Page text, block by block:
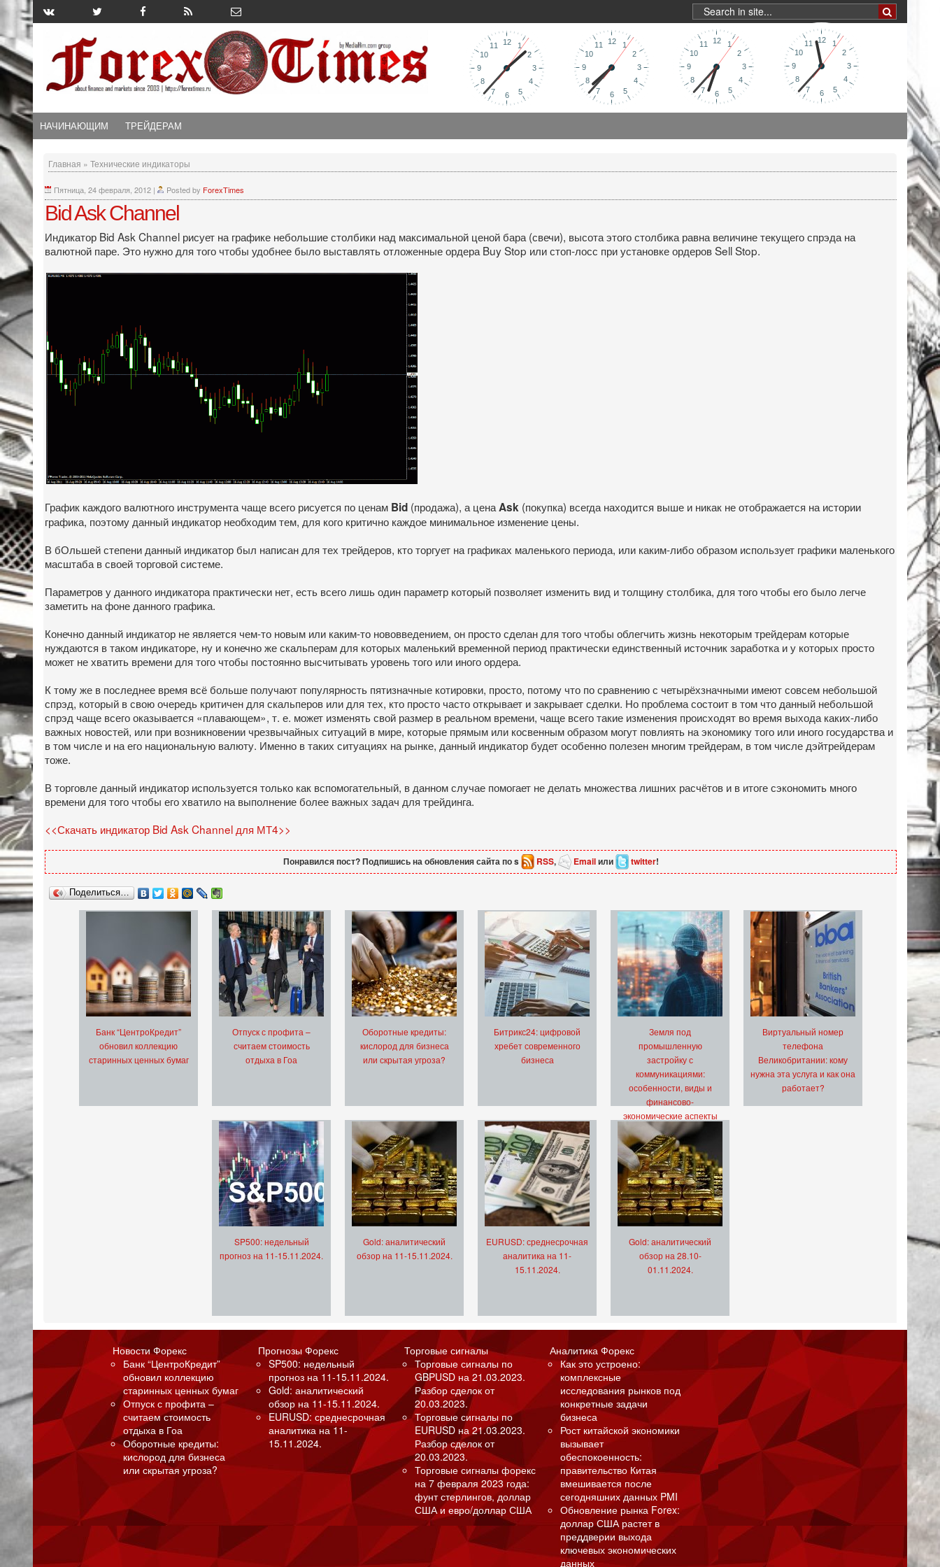
НАЧИНАЮЩИМ ТРЕЙДЕРАМ
Главная » Технические индикаторы
Пятница, 24 февраля, 2012 | Posted by ForexTimes
Bid Ask Channel
Индикатор Bid Ask Channel рисует на графике небольшие столбики над максимальной ценой бара (свечи), высота этого столбика равна величине текущего спрэда на
валютной паре. Это нужно для того чтобы удобнее было выставлять отложенные ордера Buy Stop или стоп-лосс при установке ордеров Sell Stop.
График каждого валютного инструмента чаще всего рисуется по ценам Bid (продажа), а ценаAsk (покупка) всегда находится выше и никак не отображается на истории
графика, поэтому данный индикатор необходим тем, для кого критично каждое минимальное изменение цены.
В бОльшей степени данный индикатор был написан для тех трейдеров, кто торгует на графиках маленького периода, или каким-либо образом использует графики маленького
масштаба в своей торговой системе.
Параметров у данного индикатора практически нет, есть всего лишь один параметр который позволяет изменить вид и толщину столбика, для того чтобы его было легче
заметить на фоне данного графика.
Конечно данный индикатор не является чем-то новым или каким-то нововведением, он просто сделан для того чтобы облегчить жизнь некоторым трейдерам которые
нуждаются в таком индикаторе, ну и конечно же скальперам для которых маленький временной период практически единственный источник заработка и у которых просто
может не хватить времени для того чтобы постоянно высчитывать уровень того или иного ордера.
К тому же в последнее время всё больше получают популярность пятизначные котировки, просто, потому что по сравнению с четырёхзначными имеют совсем небольшой
спрэд, который в свою очередь критичен для скальперов или для тех, кто просто часто открывает и закрывает сделки. Но проблема состоит в том что данный небольшой
спрэд чаще всего оказывается «плавающем», т. е. может изменять свой размер в реальном времени, чаще всего такие изменения происходят во время выхода каких-либо
важных новостей, или при возникновении чрезвычайных ситуаций в мире, которые прямым или косвенным образом могут повлиять на экономику того или иного государства и
в том числе и на его национальную валюту. Именно в таких ситуациях на рынке, данный индикатор будет особенно полезен многим трейдерам, в том числе дэйтрейдерам
тоже.
В торговле данный индикатор используется только как вспомогательный, в данном случае помогает не делать множества лишних расчётов и в итоге сэкономить много
времени для того чтобы его хватило на выполнение более важных задач для трейдинга.
<<Скачать индикатор Bid Ask Channel для МТ4>>
Понравился пост? Подпишись на обновления сайта по s RSS, Emailили twitter!
Поделиться…
Банк “ЦентроКредит”
обновил коллекцию
старинных ценных бумаг
Отпуск с профита –
считаем стоимость
отдыха в Гоа
Оборотные кредиты:
кислород для бизнеса
или скрытая угроза?
Битрикс24: цифровой
хребет современного
бизнеса
Земля под
промышленную
застройку с
коммуникациями:
особенности, виды и
финансово-
экономические аспекты
Виртуальный номер
телефона
Великобритании: кому
нужна эта услуга и как она
работает?
SP500: недельный
прогноз на 11-15.11.2024.
Gold: аналитический
обзор на 11-15.11.2024.
EURUSD: среднесрочная
аналитика на 11-
15.11.2024.
Gold: аналитический
обзор на 28.10-
01.11.2024.
Новости Форекс
Банк “ЦентроКредит”
обновил коллекцию
старинных ценных бумаг
Отпуск с профита –
считаем стоимость
отдыха в Гоа
Оборотные кредиты:
кислород для бизнеса
или скрытая угроза?
Прогнозы Форекс
SP500: недельный
прогноз на 11-15.11.2024.
Gold: аналитический
обзор на 11-15.11.2024.
EURUSD: среднесрочная
аналитика на 11-
15.11.2024.
Торговые сигналы
Торговые сигналы по
GBPUSD на 21.03.2023.
Разбор сделок от
20.03.2023.
Торговые сигналы по
EURUSD на 21.03.2023.
Разбор сделок от
20.03.2023.
Торговые сигналы форекс
на 7 февраля 2023 года:
фунт стерлингов, доллар
США и евро/доллар США
Аналитика Форекс
Как это устроено:
комплексные
исследования рынков под
конкретные задачи
бизнеса
Рост китайской экономики
вызывает
обеспокоенность:
правительство Китая
вмешивается после
сегодняшних данных PMI
Обновление рынка Forex:
доллар США растет в
преддверии выхода
ключевых экономических
данных